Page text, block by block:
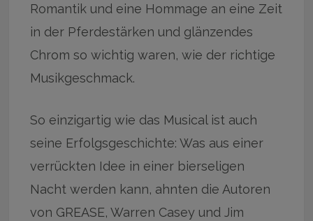
Romantik und eine Hommage an eine Zeit
in der Pferdestärken und glänzendes
Chrom so wichtig waren, wie der richtige
Musikgeschmack.
So einzigartig wie das Musical ist auch
seine Erfolgsgeschichte: Was aus einer
verrückten Idee in einer bierseligen
Nacht werden kann, ahnten die Autoren
von GREASE, Warren Casey und Jim